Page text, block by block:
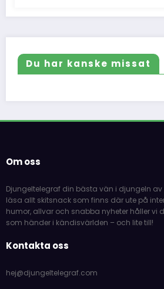
Du har kanske missat
Om oss
Djungeltelegraf din bästa vän i djungeln av
läsa allt skitsnack som finns där ute på
humor, allvar och snabba nyheter håller vi
som händer i kändisvärlden – och lite till!
Kontakta oss
hej@djungeltelegraf.com